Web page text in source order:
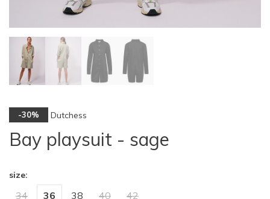
-30% Dutchess
Bay playsuit - sage
size:
34 36 38 40 42